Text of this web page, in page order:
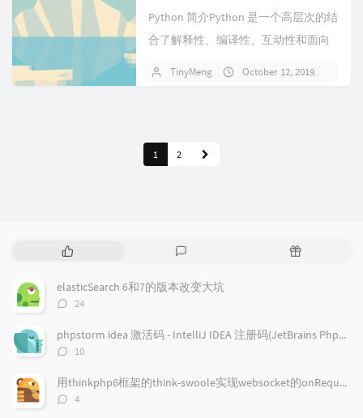
Python 简介Python 是一个高层次的结
合了解释性、编译性、互动性和面向
TinyMeng October 12, 2019
1 2
P
p
u
a
r
r
t
t
t
m
R
m
t
elasticSearch 6和7的版本改变大坑
评
数：
24
phpstorm idea 激活码 - IntelliJ IDEA 注册码(JetBrains PhpStorm/JetBrains PyCharm/JetBrains GoLand )通用注册码
评
数：
10
用thinkphp6框架的think-swoole实现websocket的onRequest回调事件
评
4